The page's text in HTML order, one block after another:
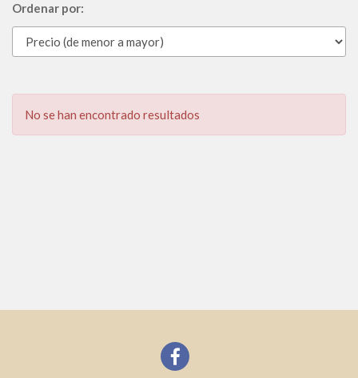
Ordenar por:
No se han encontrado resultados